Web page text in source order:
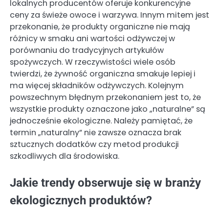
lokalnych producentów oferuje konkurencyjne
ceny za świeże owoce i warzywa. Innym mitem jest
przekonanie, że produkty organiczne nie mają
różnicy w smaku ani wartości odżywczej w
porównaniu do tradycyjnych artykułów
spożywczych. W rzeczywistości wiele osób
twierdzi, że żywność organiczna smakuje lepiej i
ma więcej składników odżywczych. Kolejnym
powszechnym błędnym przekonaniem jest to, że
wszystkie produkty oznaczone jako „naturalne” są
jednocześnie ekologiczne. Należy pamiętać, że
termin „naturalny” nie zawsze oznacza brak
sztucznych dodatków czy metod produkcji
szkodliwych dla środowiska.
Jakie trendy obserwuje się w branży
ekologicznych produktów?